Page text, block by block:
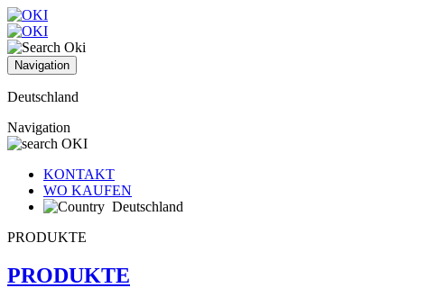
Navigation
Deutschland
Navigation
KONTAKT
WO KAUFEN
Deutschland
PRODUKTE
PRODUKTE